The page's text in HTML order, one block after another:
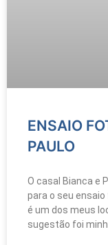
ENSAIO
PAULO
O casal Bianca e
para o seu
é um dos meus
sugestão foi